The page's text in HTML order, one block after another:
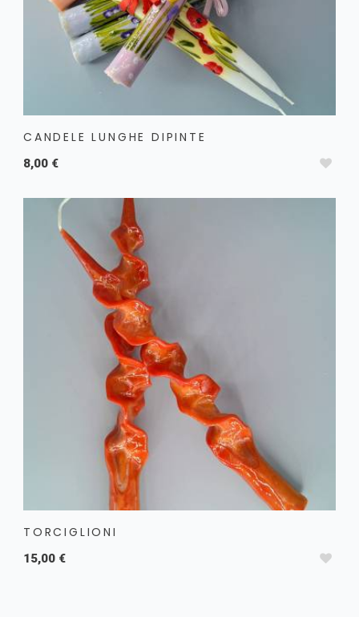
CANDELE LUNGHE DIPINTE
8,00 €
TORCIGLIONI
15,00 €